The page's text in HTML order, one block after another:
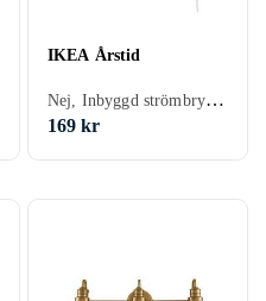
IKEA Årstid
Nej, Inbyggd strömbrytare, Vit, Mässing, E14
169 kr